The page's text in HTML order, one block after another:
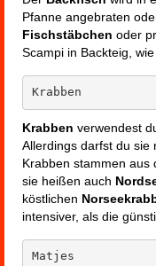
Pfanne angebraten
Fischstäbchen oder
Scampi in Backteig ,
Krabben
Krabben verwendest
Allerdings darfst du sie
Krabben stammen aus
sie heißen auch
köstlichen
intensiver, als die
Matjes